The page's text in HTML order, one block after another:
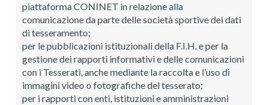
piattaforma CONINET in relazione alla
comunicazione da parte delle società sportive dei dati
di tesseramento;
per le pubblicazioni istituzionali della F.I.H. e per la
gestione dei rapporti informativi e delle comunicazioni
con i Tesserati, anche mediante la raccolta e l’uso di
immagini video o fotografiche del tesserato;
per i rapporti con enti, istituzioni e amministrazioni